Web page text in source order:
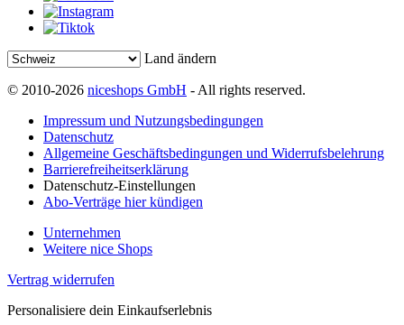
Land ändern
© 2010-2026 niceshops GmbH - All rights reserved.
Impressum und Nutzungsbedingungen
Datenschutz
Allgemeine Geschäftsbedingungen und Widerrufsbelehrung
Barrierefreiheitserklärung
Datenschutz-Einstellungen
Abo-Verträge hier kündigen
Unternehmen
Weitere nice Shops
Vertrag widerrufen
Personalisiere dein Einkaufserlebnis